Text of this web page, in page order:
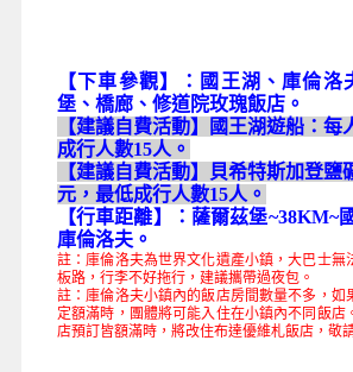
【下車參觀】：國王湖、庫倫洛
堡、橋廊、修道院玫瑰飯店。
【建議自費活動】國王湖遊船：每
成行人數15人。
【建議自費活動】貝希特斯加登鹽
元，最低成行人數15人。
【行車距離】：薩爾茲堡~38KM~
庫倫洛夫。
註：庫倫洛夫為世界文化遺產小鎮，大巴士無
板路，行李不好拖行，建議攜帶過夜包。
註：庫倫洛夫小鎮內的飯店房間數量不多，如
定額滿時，團體將可能入住在小鎮內不同飯店
店預訂皆額滿時，將改住布達優維札飯店，敬